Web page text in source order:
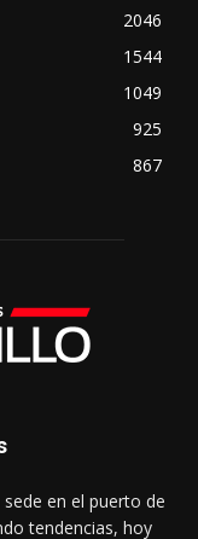
2046
1544
1049
925
867
en el puerto de
tendencias, hoy